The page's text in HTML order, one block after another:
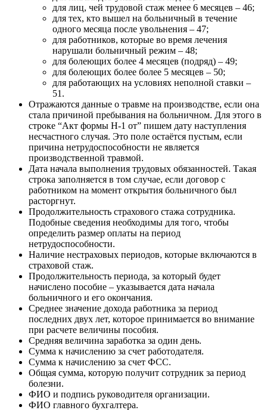
для лиц, чей трудовой стаж менее 6 месяцев – 46;
для тех, кто вышел на больничный в течение
одного месяца после увольнения – 47;
для работников, которые во время лечения
нарушали больничный режим – 48;
для болеющих более 4 месяцев (подряд) – 49;
для болеющих более более 5 месяцев – 50;
для работающих на условиях неполной ставки –
51.
Отражаются данные о травме на производстве, если она
стала причиной пребывания на больничном. Для этого в
строке “Акт формы Н-1 от” пишем дату наступления
несчастного случая. Это поле остаётся пустым, если
причина нетрудоспособности не является
производственной травмой.
Дата начала выполнения трудовых обязанностей. Такая
строка заполняется в том случае, если договор с
работником на момент открытия больничного был
расторгнут.
Продолжительность страхового стажа сотрудника.
Подобные сведения необходимы для того, чтобы
определить размер оплаты на период
нетрудоспособности.
Наличие нестраховых периодов, которые включаются в
страховой стаж.
Продолжительность периода, за который будет
начислено пособие – указывается дата начала
больничного и его окончания.
Среднее значение дохода работника за период
последних двух лет, которое принимается во внимание
при расчете величины пособия.
Средняя величина заработка за один день.
Сумма к начислению за счет работодателя.
Сумма к начислению за счет ФСС.
Общая сумма, которую получит сотрудник за период
болезни.
ФИО и подпись руководителя организации.
ФИО главного бухгалтера.